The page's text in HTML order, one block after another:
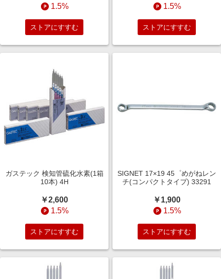
1.5%
ストアにすすむ
1.5%
ストアにすすむ
ガステック 検知管硫化水素(1箱
10本) 4H
￥2,600
1.5%
ストアにすすむ
SIGNET 17×19 45゜めがねレン
チ(コンパクトタイプ) 33291
￥1,900
1.5%
ストアにすすむ